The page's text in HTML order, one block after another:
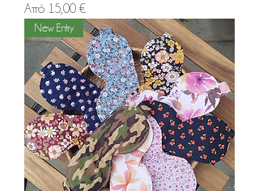
Από 15,00 €
Τιμή Έκπτωσης
New Entry